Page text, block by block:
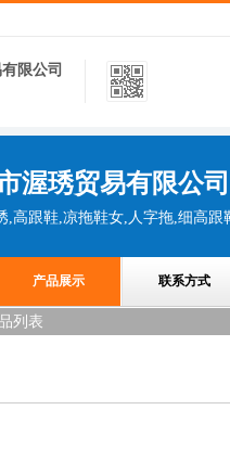
限公司
渥琇贸易有限公司
,高跟鞋,凉拖鞋女,人字拖,细高跟
产品展示 联系方式
列表